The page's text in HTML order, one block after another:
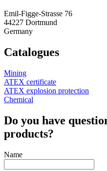
Emil-Figge-Strasse 76
44227 Dortmund
Germany
Catalogues
Mining
ATEX certificate
ATEX explosion protection
Chemical
Do you have
products?
Name